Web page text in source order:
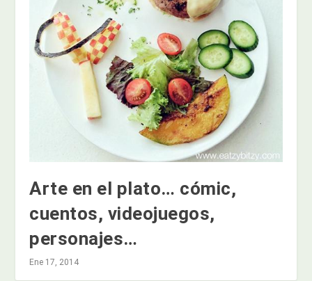
Arte en el plato… cómic,
cuentos, videojuegos,
personajes…
Ene 17, 2014